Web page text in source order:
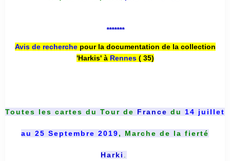
*******
Avis de recherche pour la documentation de la collection
'Harkis' à Rennes( 35)
Toutes les cartes du Tour de France du 14 juillet
au 25 Septembre 2019, Marche de la fierté
Harki